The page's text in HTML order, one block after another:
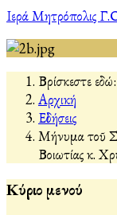
Ιερά Μητρόπολις
Βρίσκεστε εδώ:
Αρχική
Εἰδήσεις
Μήνυμα τοῦ
Βοιωτίας κ.
Κύριο μενού